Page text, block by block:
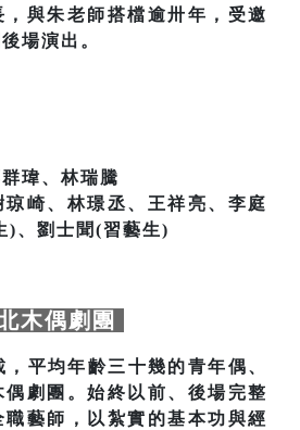
與朱老師搭檔逾卅年，受邀
場演出。
瑋、林瑞騰
崎、林璟丞、王祥亮、李庭
)、劉士聞(習藝生)
木偶劇團
平均年齡三十幾的青年偶、
劇團。始終以前、後場完整
藝師，以紮實的基本功與經